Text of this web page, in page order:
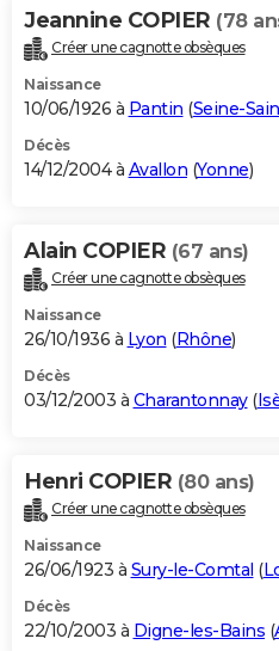
Jeannine COPIER (78
Créer une cagnotte obsèques
Naissance
10/06/1926 à Pantin (Seine-
Décès
14/12/2004 à Avallon (Yonne)
Alain COPIER (67 ans)
Créer une cagnotte obsèques
Naissance
26/10/1936 à Lyon (Rhône)
Décès
03/12/2003 à Charantonnay(
Henri COPIER (80 ans)
Créer une cagnotte obsèques
Naissance
26/06/1923 à Sury-le-Comtal (
Décès
22/10/2003 à Digne-les-Bains (